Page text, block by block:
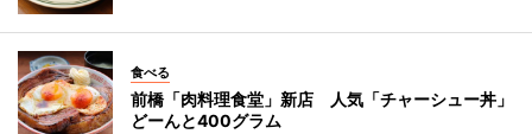
食べる
前橋「肉料理食堂」新店 人気「チャーシュー丼」
どーんと400グラム